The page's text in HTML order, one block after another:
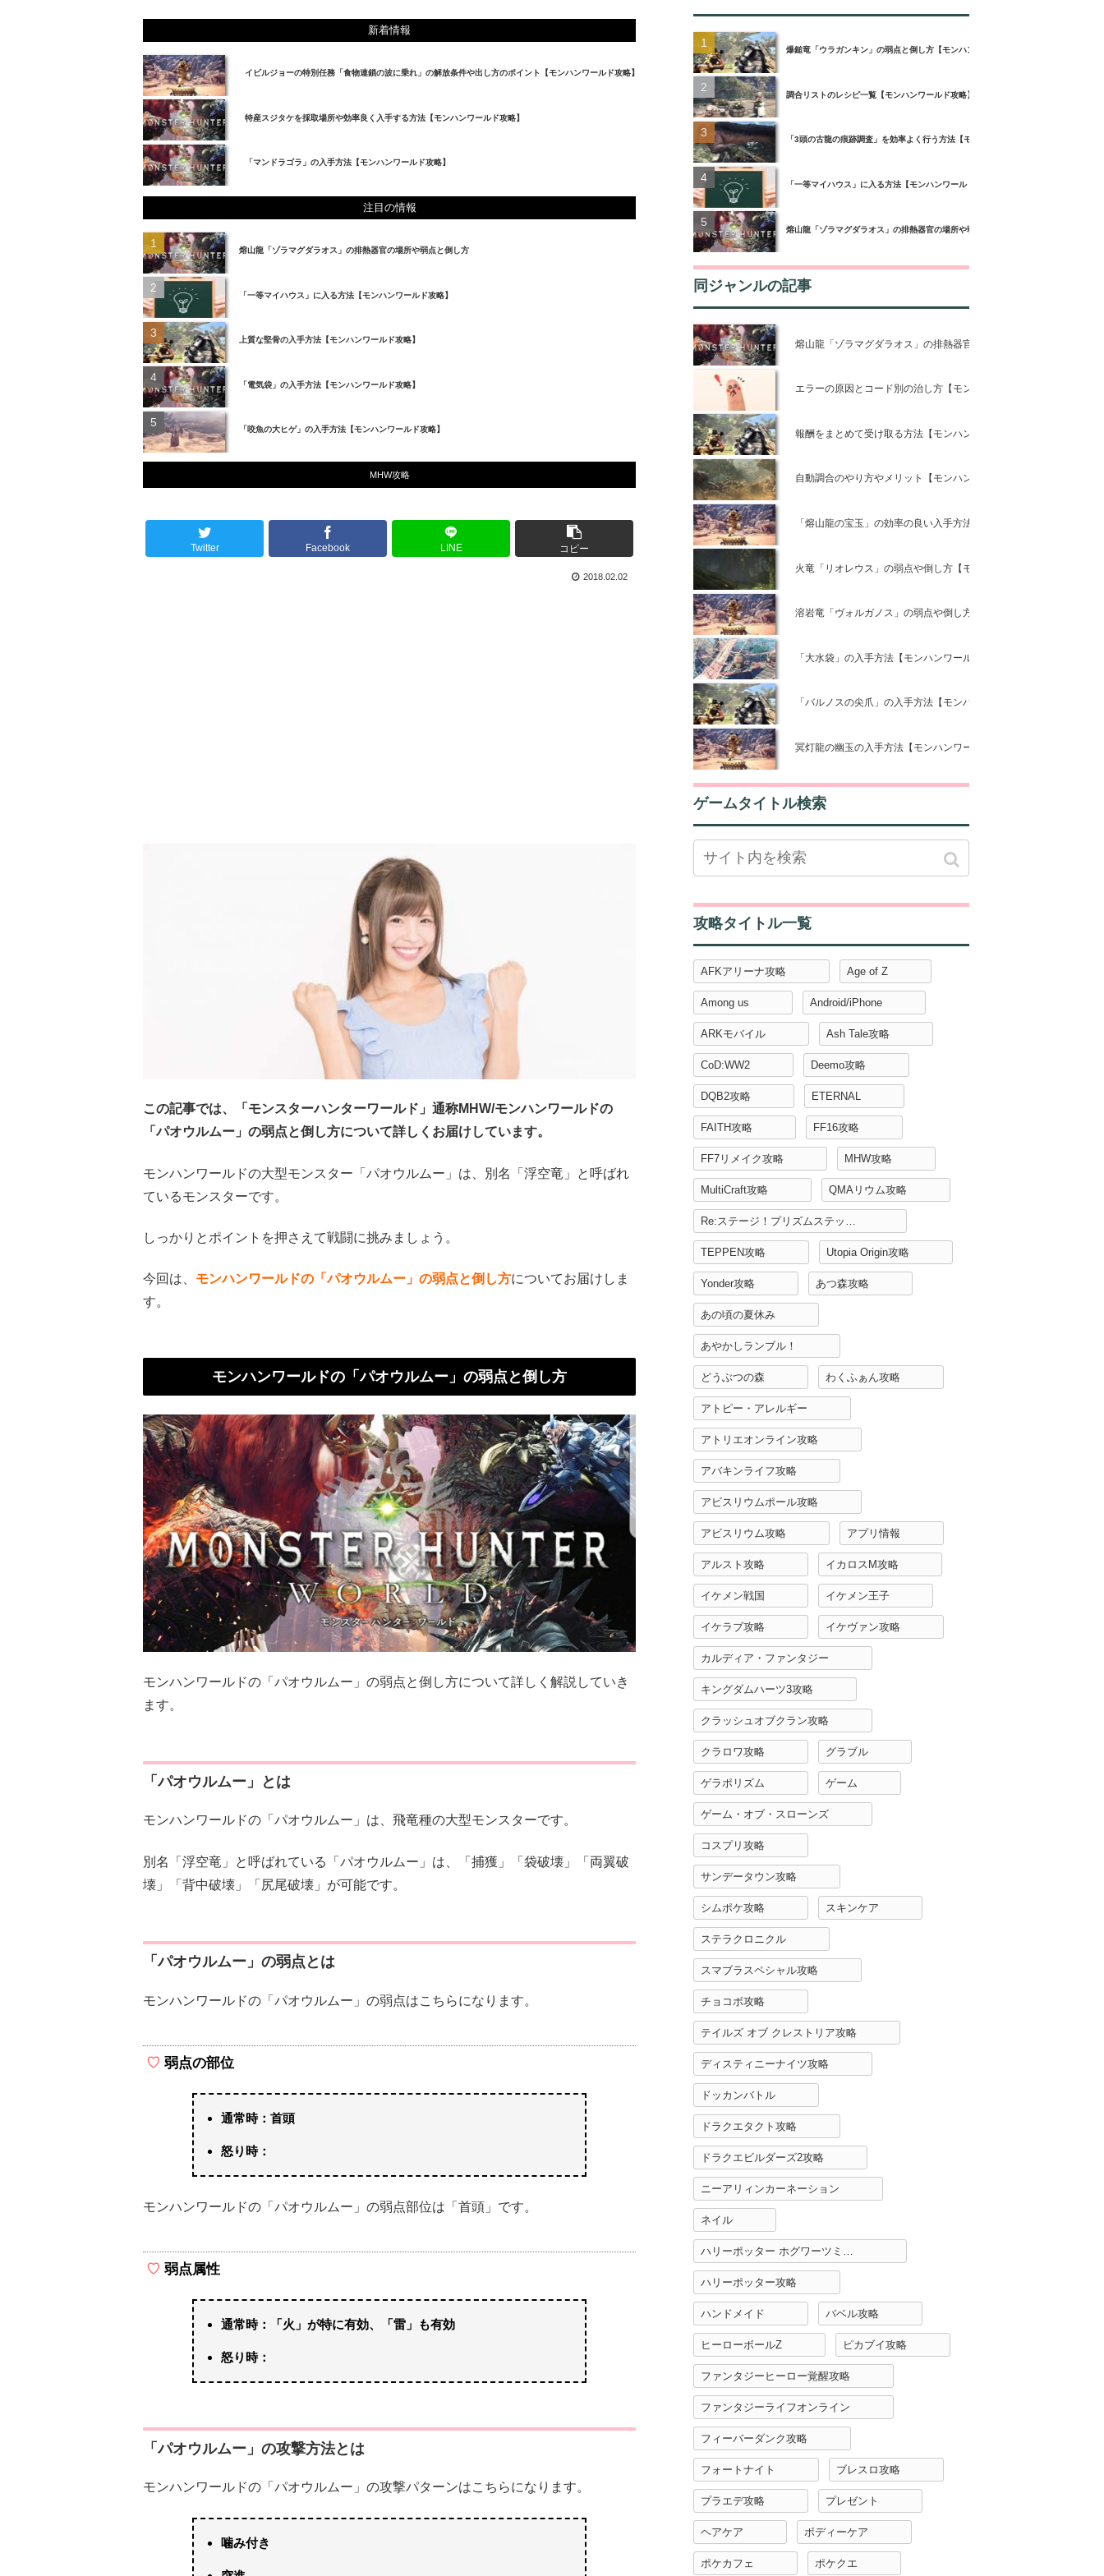
新着情報
イビルジョーの特別任務「食物連鎖の波に乗れ」の解放条件や出し方のポイント【モンハンワールド攻略】
特産スジタケを採取場所や効率良く入手する方法【モンハンワールド攻略】
「マンドラゴラ」の入手方法【モンハンワールド攻略】
注目の情報
熔山龍「ゾラマグダラオス」の排熱器官の場所や弱点と倒し方
「一等マイハウス」に入る方法【モンハンワールド攻略】
上質な堅骨の入手方法【モンハンワールド攻略】
「電気袋」の入手方法【モンハンワールド攻略】
「咬魚の大ヒゲ」の入手方法【モンハンワールド攻略】
MHW攻略
Twitter Facebook LINE コピー
2018.02.02
この記事では、「モンスターハンターワールド」通称MHW/モンハンワールドの
「パオウルムー」の弱点と倒し方について詳しくお届けしています。
モンハンワールドの大型モンスター「パオウルムー」は、別名「浮空竜」と呼ばれ
ているモンスターです。
しっかりとポイントを押さえて戦闘に挑みましょう。
今回は、 モンハンワールドの「パオウルムー」の弱点と倒し方についてお届けしま
す。
モンハンワールドの「パオウルムー」の弱点と倒し方
モンハンワールドの「パオウルムー」の弱点と倒し方について詳しく解説していき
ます。
「パオウルムー」とは
モンハンワールドの「パオウルムー」は、飛竜種の大型モンスターです。
別名「浮空竜」と呼ばれている「パオウルムー」は、「捕獲」「袋破壊」「両翼破
壊」「背中破壊」「尻尾破壊」が可能です。
「パオウルムー」の弱点とは
モンハンワールドの「パオウルムー」の弱点はこちらになります。
弱点の部位
通常時：首頭
怒り時：
モンハンワールドの「パオウルムー」の弱点部位は「首頭」です。
弱点属性
通常時：「火」が特に有効、「雷」も有効
怒り時：
「パオウルムー」の攻撃方法とは
モンハンワールドの「パオウルムー」の攻撃パターンはこちらになります。
噛み付き
爆鎚竜「ウラガンキン」の弱点と倒し方【モンハンワールド攻略】
調合リストのレシピ一覧【モンハンワールド攻略】
「3頭の古龍の痕跡調査」を効率よく行う方法【モンハンワールド攻略】
「一等マイハウス」に入る方法【モンハンワールド攻略】
熔山龍「ゾラマグダラオス」の排熱器官の場所や弱点と倒し方
同ジャンルの記事
熔山龍「ゾラマグダラオス」の排熱器官の場所や弱点と倒し方
エラーの原因とコード別の治し方【モンハンワールド攻略】
報酬をまとめて受け取る方法【モンハンワールド攻略】
自動調合のやり方やメリット【モンハンワールド攻略】
「熔山龍の宝玉」の効率の良い入手方法と使い道【モンハンワールド
火竜「リオレウス」の弱点や倒し方【モンハンワールド攻略】
溶岩竜「ヴォルガノス」の弱点や倒し方【モンハンワールド攻略】
「大水袋」の入手方法【モンハンワールド攻略】
「バルノスの尖爪」の入手方法【モンハンワールド攻略】
冥灯龍の幽玉の入手方法【モンハンワールド攻略】
ゲームタイトル検索
攻略タイトル一覧
AFKアリーナ攻略 Age of Z
Among us Android/iPhone
ARKモバイル Ash Tale攻略
CoD:WW2 Deemo攻略
DQB2攻略 ETERNAL
FAITH攻略 FF16攻略
FF7リメイク攻略 MHW攻略
MultiCraft攻略 QMAリウム攻略
TEPPEN攻略 Utopia Origin攻略
Yonder攻略 あつ森攻略
あの頃の夏休み
あやかしランブル！
どうぶつの森 わくふぁん攻略
アトピー・アレルギー
アトリエオンライン攻略
アバキンライフ攻略
アビスリウムポール攻略
アビスリウム攻略 アプリ情報
アルスト攻略 イカロスM攻略
イケメン戦国 イケメン王子
イケラブ攻略 イケヴァン攻略
カルディア・ファンタジー
キングダムハーツ3攻略
クラッシュオブクラン攻略
クラロワ攻略 グラブル
ゲラポリズム ゲーム
ゲーム・オブ・スローンズ
コスプリ攻略
サンデータウン攻略
シムポケ攻略 スキンケア
ステラクロニクル
スマブラスペシャル攻略
チョコボ攻略
テイルズ オブ クレストリア攻略
ディスティニーナイツ攻略
ドッカンバトル
ドラクエタクト攻略
ドラクエビルダーズ2攻略
ニーアリィンカーネーション
ネイル
ハリーポッター攻略
ハンドメイド バベル攻略
ヒーローボールZ ピカブイ攻略
ファンタジーヒーロー覚醒攻略
ファンタジーライフオンライン
フィーバーダンク攻略
フォートナイト ブレスロ攻略
プラエデ攻略 プレゼント
ヘアケア ボディーケア
ポケカフェ ポケクエ